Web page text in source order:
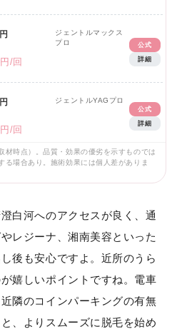
/回
ジェントルマックス
プロ
公式
詳細
/回
ジェントルYAGプロ
公式
詳細
材時点）。品質・効果の優劣を示すものでは
る場合あり。施術効果には個人差がありま
白河へのアクセスが良く、通
レジーナ、湘南美容といった
後も安心ですよ。近所のうら
嬉しいポイントですね。電車
隣のコインパーキングの有無
、よりスムーズに脱毛を始め